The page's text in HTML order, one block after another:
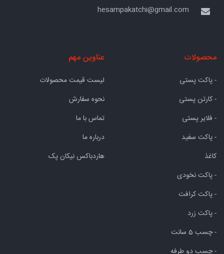
hesampakatchi@gmail.com
محصولات
- پاکت پستی
- کارتن پستی
- فلایر پستی
- پاکت سفید
کاغذ
- پاکت نخودی
- پاکت کرافت
- پاکت زرد
- چسب 5 سانت
- چسب دو طرفه
عناوین مهم
لیست قیمت محصولات
نحوه سفارش
تماس با ما
درباره ما
هاردباکس نیکان پک